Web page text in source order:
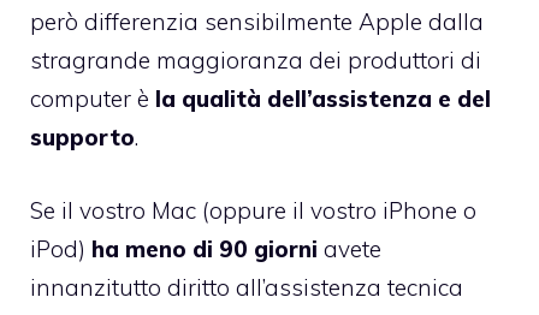
però differenzia sensibilmente Apple dalla
stragrande maggioranza dei produttori di
computer è la qualità dell’assistenza e del
supporto.
Se il vostro Mac (oppure il vostro iPhone o
iPod) ha meno di 90 giorni avete
innanzitutto diritto all’assistenza tecnica